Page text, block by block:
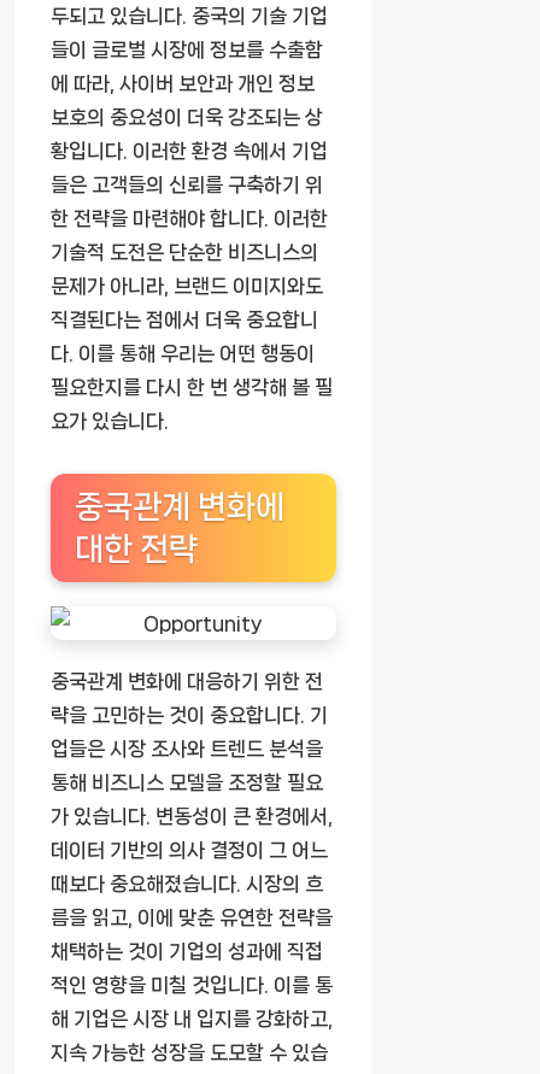
두되고 있습니다. 중국의 기술 기업
들이 글로벌 시장에 정보를 수출함
에 따라, 사이버 보안과 개인 정보
보호의 중요성이 더욱 강조되는 상
황입니다. 이러한 환경 속에서 기업
들은 고객들의 신뢰를 구축하기 위
한 전략을 마련해야 합니다. 이러한
기술적 도전은 단순한 비즈니스의
문제가 아니라, 브랜드 이미지와도
직결된다는 점에서 더욱 중요합니
다. 이를 통해 우리는 어떤 행동이
필요한지를 다시 한 번 생각해 볼 필
요가 있습니다.
중국관계 변화에
대한 전략
중국관계 변화에 대응하기 위한 전
략을 고민하는 것이 중요합니다. 기
업들은 시장 조사와 트렌드 분석을
통해 비즈니스 모델을 조정할 필요
가 있습니다. 변동성이 큰 환경에서,
데이터 기반의 의사 결정이 그 어느
때보다 중요해졌습니다. 시장의 흐
름을 읽고, 이에 맞춘 유연한 전략을
채택하는 것이 기업의 성과에 직접
적인 영향을 미칠 것입니다. 이를 통
해 기업은 시장 내 입지를 강화하고,
지속 가능한 성장을 도모할 수 있습